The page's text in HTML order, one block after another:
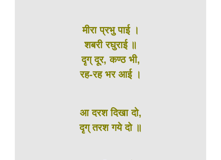
मीरा प्रभु पाई ।
शबरी रघुराई ॥
दृग् दूर, कण्ठ भी,
रह-रह भर आई ।
आ दरश दिखा दो,
दृग् तरश गये दो ॥